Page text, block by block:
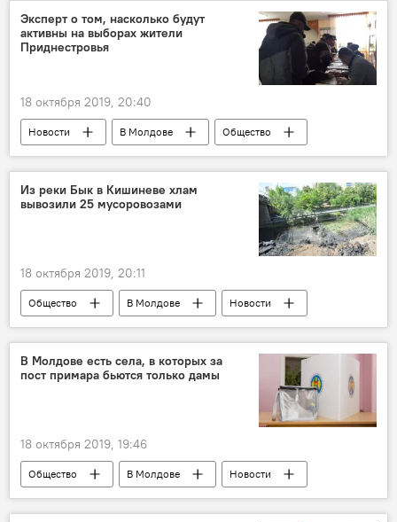
Эксперт о том, насколько будут
активны на выборах жители
Приднестровья
18 октября 2019, 20:40
Новости В Молдове
Общество
Политика
Приднестровье
Игорь Шорников
эксперт
политолог
избиратели выборы
Из реки Бык в Кишиневе хлам
вывозили 25 мусоровозами
18 октября 2019, 20:11
Общество В Молдове
Новости
река Бык
В Молдове есть села, в которых за
пост примара бьются только дамы
18 октября 2019, 19:46
Общество В Молдове
Новости
женщины